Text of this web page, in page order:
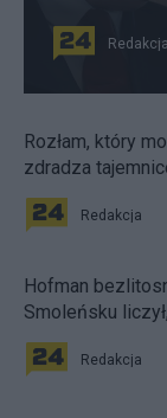
Redakcja
Rozłam, który
zdradza
Redakcja
Hofman
Smoleńsku
Redakcja